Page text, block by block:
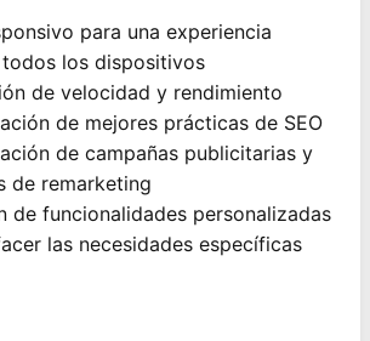
para una experiencia
los dispositivos
de velocidad y rendimiento
de mejores prácticas de SEO
de campañas publicitarias y
de remarketing
de funcionalidades personalizadas
las necesidades específicas